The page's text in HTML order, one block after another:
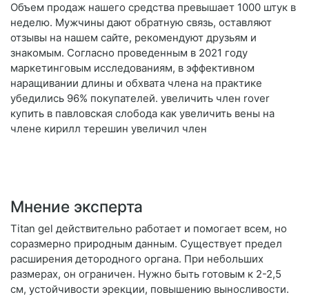
Объем продаж нашего средства превышает 1000 штук в
неделю. Мужчины дают обратную связь, оставляют
отзывы на нашем сайте, рекомендуют друзьям и
знакомым. Согласно проведенным в 2021 году
маркетинговым исследованиям, в эффективном
наращивании длины и обхвата члена на практике
убедились 96% покупателей. увеличить член rover
купить в павловская слобода как увеличить вены на
члене кирилл терешин увеличил член
Мнение эксперта
Titan gel действительно работает и помогает всем, но
соразмерно природным данным. Существует предел
расширения детородного органа. При небольших
размерах, он ограничен. Нужно быть готовым к 2-2,5
см, устойчивости эрекции, повышению выносливости.